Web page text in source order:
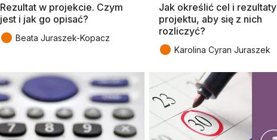
Rezultat w projekcie. Czym
jest i jak go opisać?
● Beata Juraszek-Kopacz
Jak określić cel i rezultaty
projektu, aby się z nich
rozliczyć?
● Karolina Cyran Juraszek